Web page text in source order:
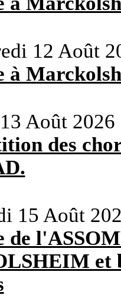
12 Août
à
Août 2026
des
15 Août
de
et